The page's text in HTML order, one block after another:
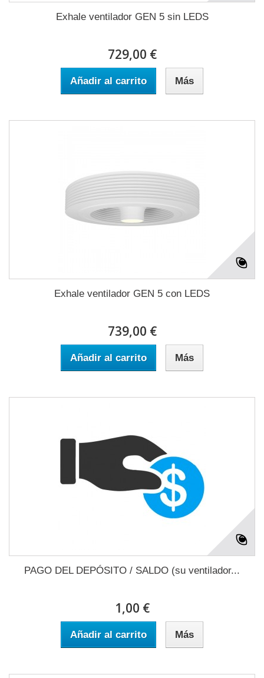
Exhale ventilador GEN 5 sin LEDS
729,00 €
Añadir al carrito Más
Exhale ventilador GEN 5 con LEDS
739,00 €
Añadir al carrito Más
PAGO DEL DEPÓSITO / SALDO (su ventilador...
1,00 €
Añadir al carrito Más